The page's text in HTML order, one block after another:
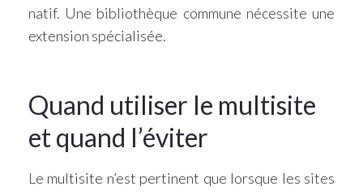
natif. Une bibliothèque commune nécessite une
extension spécialisée.
Quand utiliser le multisite
et quand l’éviter
Le multisite n’est pertinent que lorsque les sites